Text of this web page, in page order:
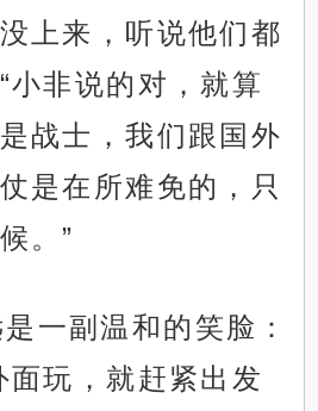
上来，听说他们都
小非说的对，就算
战士，我们跟国外
是在所难免的，只
。”
一副温和的笑脸：
面玩，就赶紧出发